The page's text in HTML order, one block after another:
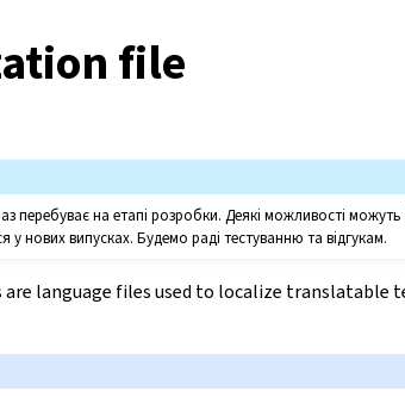
file
перебуває на етапі розробки. Деякі можливості
нових випусках. Будемо раді тестуванню та відгукам.
language files used to localize translatable